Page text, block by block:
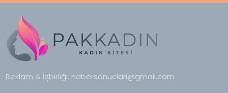
Reklam & İşbirliği: habersonuclari@gmail.com